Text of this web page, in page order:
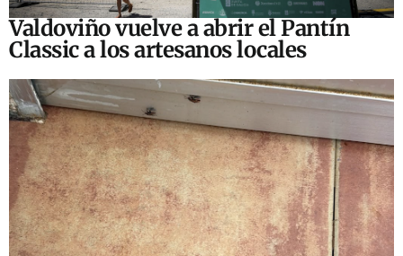
Valdoviño vuelve a abrir el Pantín
Classic a los artesanos locales